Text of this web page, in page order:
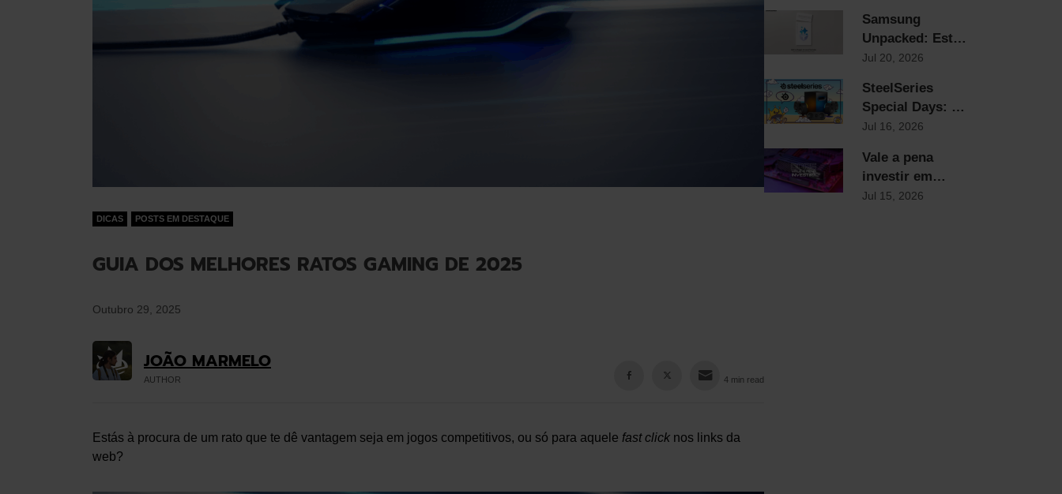
DICAS POSTS EM DESTAQUE
GUIA DOS MELHORES RATOS GAMING DE 2025
Outubro 29, 2025
JOÃO MARMELO
AUTHOR 4 min read
Estás à procura de um rato que te dê vantagem seja em jogos competitivos, ou só para aquele fast click nos links da
web?
Samsung já
chegaram!
Samsung
Unpacked: Está
a chegar um
Jul 20, 2026
SteelSeries
Special Days: Os
Reis dos
Descontos Flash
Até Domingo!
Jul 16, 2026
Vale a pena
investir em
DDR5?
Jul 15, 2026